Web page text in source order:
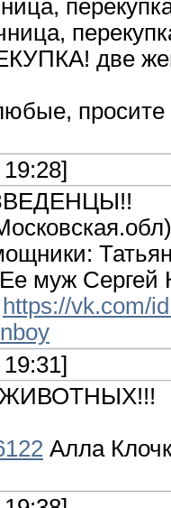
две
муж Сергей
https://vk.com/
Алла